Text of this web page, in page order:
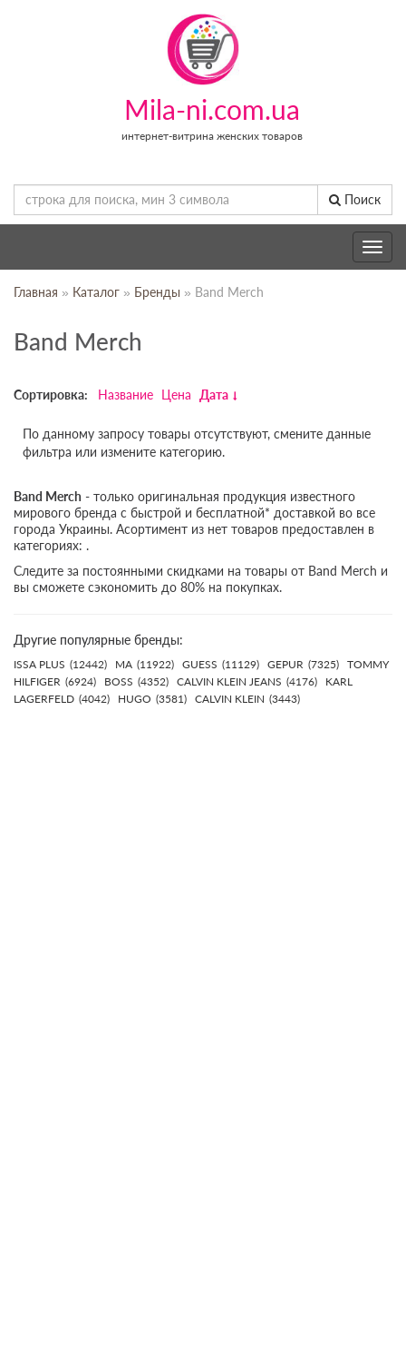
Mila-ni.com.ua
интернет-витрина женских товаров
Поиск
Toggle
Главная » Каталог » Бренды » Band Merch
Band Merch
Сортировка: Название Цена Дата
По данному запросу товары отсутствуют, смените данные
фильтра или измените категорию.
Band Merch - только оригинальная продукция известного
мирового бренда с быстрой и бесплатной* доставкой во все
города Украины. Асортимент из нет товаров предоставлен в
категориях: .
Следите за постоянными скидками на товары от Band Merch и
вы сможете сэкономить до 80% на покупках.
Другие популярные бренды:
ISSA PLUS (12442) MA (11922) GUESS (11129) GEPUR (7325) TOMMY
HILFIGER (6924) BOSS (4352) CALVIN KLEIN JEANS (4176)
KARL
LAGERFELD (4042) HUGO (3581) CALVIN KLEIN (3443)